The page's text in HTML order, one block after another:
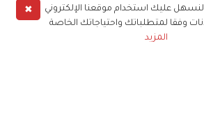
✖
عليك استخدام موقعنا الإلكتروني
وفقا لمتطلباتك واحتياجاتك الخاصة
المزيد